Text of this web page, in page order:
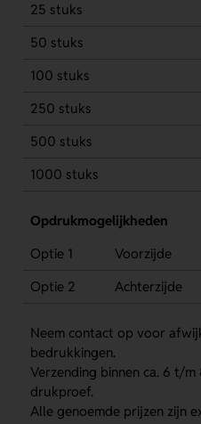
25 stuks
50 stuks
100 stuks
250 stuks
500 stuks
1000 stuks
Opdrukmogelijkheden
Optie 1
Voorzijde
Optie 2
Achterzijde
Neem contact op voor
bedrukkingen.
Verzending binnen ca. 6 t/
drukproef.
Alle genoemde prijzen zijn